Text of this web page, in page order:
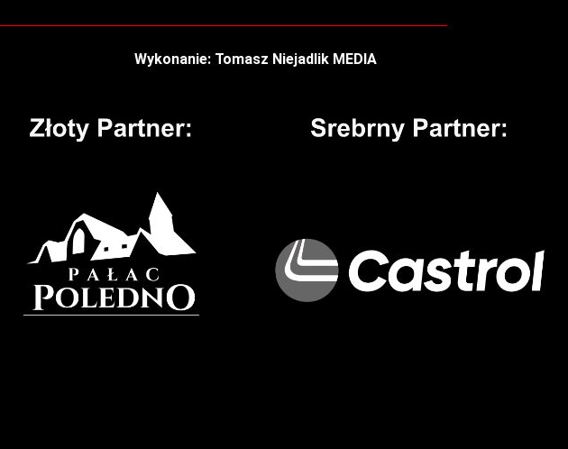
Wykonanie: Tomasz Niejadlik MEDIA